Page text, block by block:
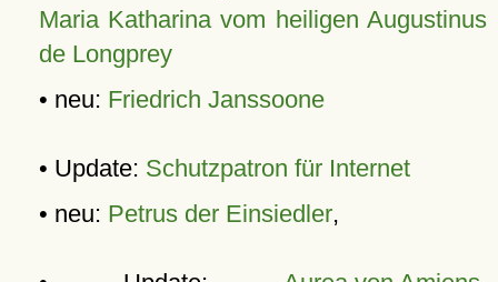
Maria Katharina vom heiligen Augustinus
de Longprey
• neu: Friedrich Janssoone
• Update: Schutzpatron für Internet
• neu: Petrus der Einsiedler,